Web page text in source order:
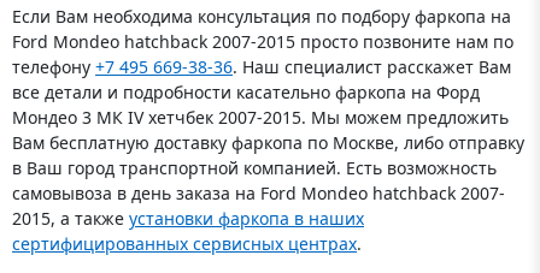
Если Вам необходима консультация по подбору фаркопа на
Ford Mondeo hatchback 2007-2015 просто позвоните нам по
телефону +7 495 669-38-36. Наш специалист расскажет Вам
все детали и подробности касательно фаркопа на Форд
Мондео 3 МК IV хетчбек 2007-2015. Мы можем предложить
Вам бесплатную доставку фаркопа по Москве, либо отправку
в Ваш город транспортной компанией. Есть возможность
самовывоза в день заказа на Ford Mondeo hatchback 2007-
2015, а также установки фаркопа в наших
сертифицированных сервисных центрах.